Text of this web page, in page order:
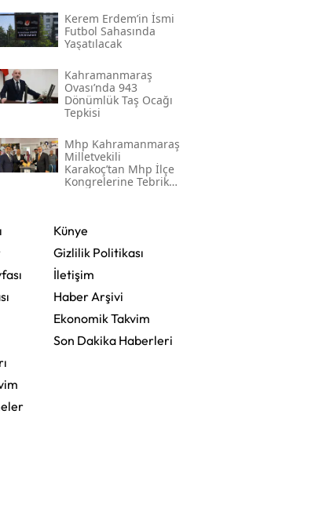
Kerem Erdem’in İsmi
Futbol Sahasında
Yaşatılacak
Kahramanmaraş
Ovası’nda 943
Dönümlük Taş Ocağı
Tepkisi
Mhp Kahramanmaraş
Milletvekili
Karakoç’tan Mhp İlçe
Kongrelerine Tebrik
Künye
Gizlilik Politikası
İletişim
Haber Arşivi
Ekonomik Takvim
Son Dakika Haberleri